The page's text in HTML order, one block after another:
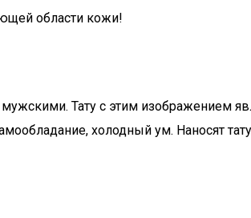
области кожи!
Тату с этим изображением
холодный ум. Наносят